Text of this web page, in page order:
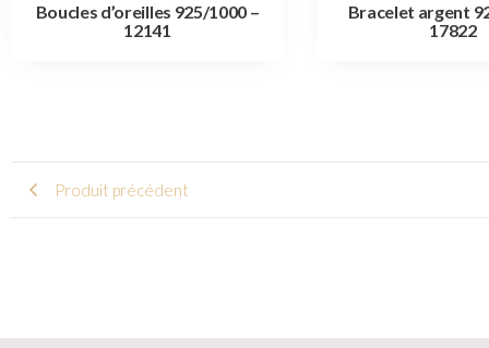
Boucles d’oreilles 925/1000 –
12141
Bracelet argent
17822
Produit précédent